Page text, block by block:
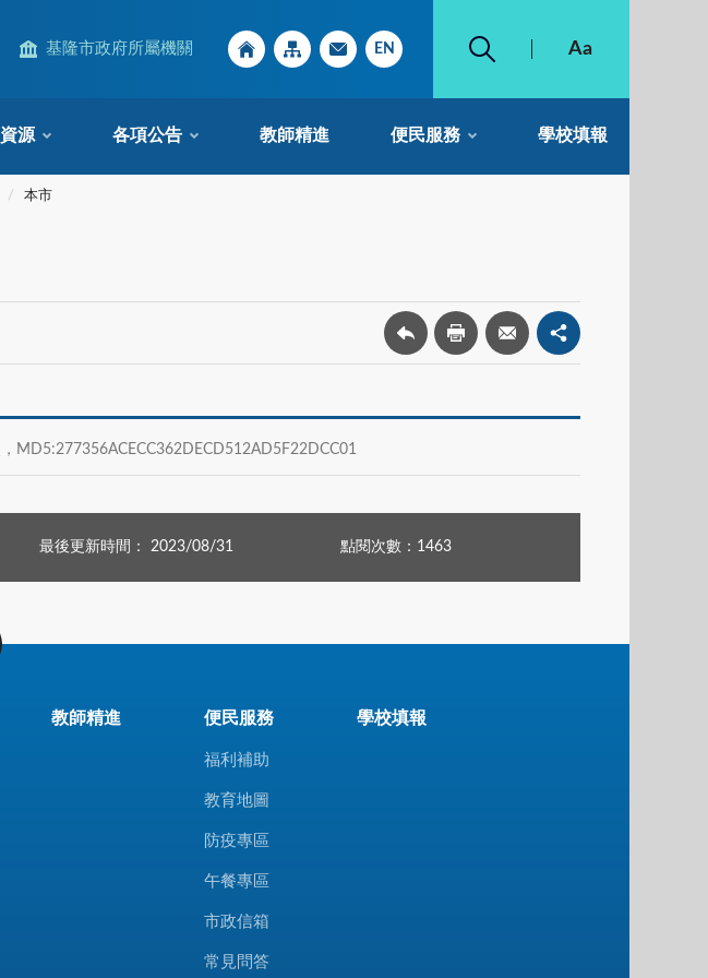
基隆市政府所屬機關
源 各項公告 教師精進 便民服務 學校填報
本市
MD5:277356ACECC362DECD512AD5F22DCC01
最後更新時間： 2023/08/31 點閱次數：1463
教師精進 便民服務
福利補助
教育地圖
防疫專區
午餐專區
市政信箱
常見問答
學校填報